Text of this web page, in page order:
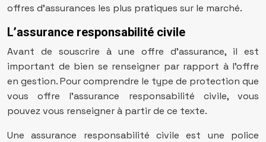
offres d’assurances les plus pratiques sur le marché.
L’assurance responsabilité civile
Avant de souscrire à une offre d’assurance, il est
important de bien se renseigner par rapport à l’offre
en gestion. Pour comprendre le type de protection que
vous offre l’assurance responsabilité civile, vous
pouvez vous renseigner à partir de ce texte.
Une assurance responsabilité civile est une police